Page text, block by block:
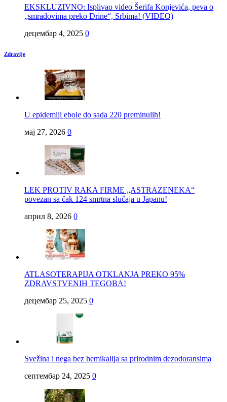
EKSKLUZIVNO: Isplivao video Šerifa Konjevića, peva o
„smradovima preko Drine“, Srbima! (VIDEO)
децембар 4, 2025 0
Zdravlje
U epidemiji ebole do sada 220 preminulih!
мај 27, 2026 0
LEK PROTIV RAKA FIRME „ASTRAZENEKA“
povezan sa čak 124 smrtna slučaja u Japanu!
април 8, 2026 0
ATLASOTERAPIJA OTKLANJA PREKO 95%
ZDRAVSTVENIH TEGOBA!
децембар 25, 2025 0
Svežina i nega bez hemikalija sa prirodnim dezodoransima
септембар 24, 2025 0